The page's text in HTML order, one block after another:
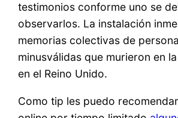
testimonios conforme uno se
observarlos. La instalación
memorias colectivas de
minusválidas que murieron en
en el Reino Unido.
Como tip les puedo